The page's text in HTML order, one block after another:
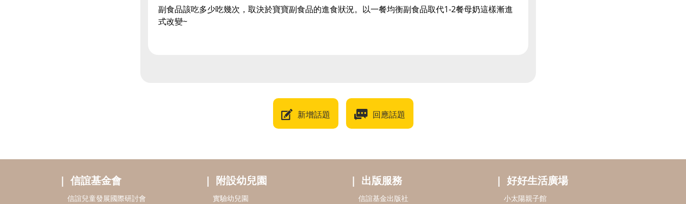
副食品該吃多少吃幾次，取決於寶寶副食品的進食狀況。以一餐均衡副食品取代1-2餐母奶這樣漸進
式改變~
新增話題 回應話題
信誼基金會
信誼兒童發展國際研討會
附設幼兒園
實驗幼兒園
出版服務
信誼基金出版社
好好生活廣場
小太陽親子館